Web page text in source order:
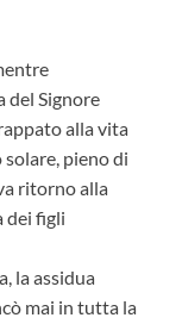
del Signore
alla vita
pieno di
ritorno alla
dei figli
la assidua
mai in tutta la